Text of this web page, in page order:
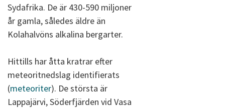
Sydafrika. De är 430-590 miljoner
år gamla, således äldre än
Kolahalvöns alkalina bergarter.
Hittills har åtta kratrar efter
meteoritnedslag identifierats
(meteoriter). De största är
Lappajärvi, Söderfjärden vid Vasa